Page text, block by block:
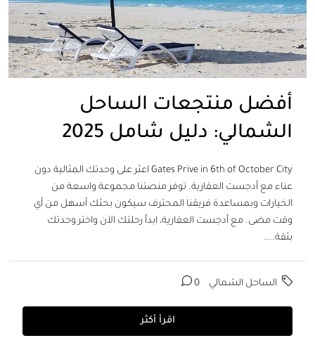
أفضل منتجعات الساحل
الشمالي: دليل شامل 2025
Gates Prive in 6th of October City اعثر على وحدتك المثالية دون
عناء مع أدجست العقارية. توفر منصتنا مجموعة واسعة من
الخيارات وبمساعدة فريقنا المحترف سيكون بحثك أسهل من أي
وقت مضى. مع أدجست العقارية، ابدأ رحلتك الآن واختر وحدتك
بثقة....
الساحل الشمالي 0
اقرأ أكثر